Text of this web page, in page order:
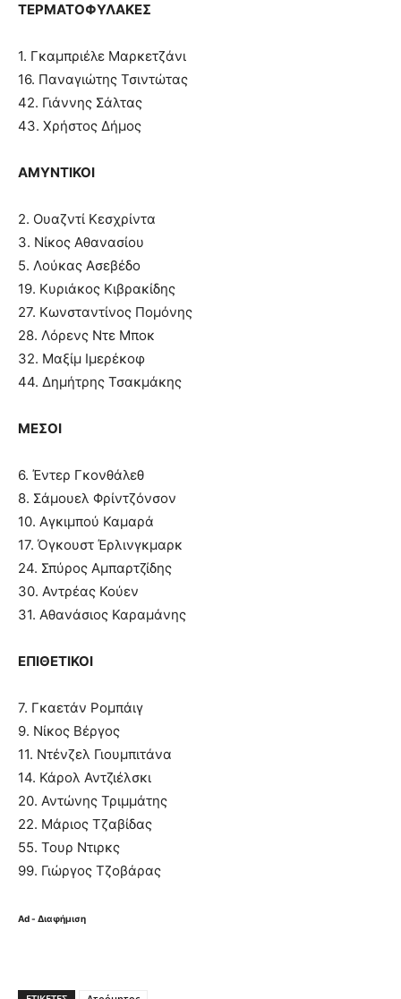
ΤΕΡΜΑΤΟΦΥΛΑΚΕΣ
1. Γκαμπριέλε Μαρκετζάνι
16. Παναγιώτης Τσιντώτας
42. Γιάννης Σάλτας
43. Χρήστος Δήμος
ΑΜΥΝΤΙΚΟΙ
2. Ουαζντί Κεσχρίντα
3. Νίκος Αθανασίου
5. Λούκας Ασεβέδο
19. Κυριάκος Κιβρακίδης
27. Κωνσταντίνος Πομόνης
28. Λόρενς Ντε Μποκ
32. Μαξίμ Ιμερέκοφ
44. Δημήτρης Τσακμάκης
ΜΕΣΟΙ
6. Έντερ Γκονθάλεθ
8. Σάμουελ Φρίντζόνσον
10. Αγκιμπού Καμαρά
17. Όγκουστ Έρλινγκμαρκ
24. Σπύρος Αμπαρτζίδης
30. Αντρέας Κούεν
31. Αθανάσιος Καραμάνης
ΕΠΙΘΕΤΙΚΟΙ
7. Γκαετάν Ρομπάιγ
9. Νίκος Βέργος
11. Ντένζελ Γιουμπιτάνα
14. Κάρολ Αντζιέλσκι
20. Αντώνης Τριμμάτης
22. Μάριος Τζαβίδας
55. Τουρ Ντιρκς
99. Γιώργος Τζοβάρας
Ad - Διαφήμιση